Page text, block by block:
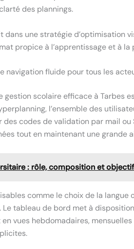
des plannings.
dans une stratégie d’optimisation
propice à l’apprentissage et à la
navigation fluide pour tous les
gestion scolaire efficace à Tarbes
l’ensemble des
des codes de validation par mail
tout en maintenant une grande
: rôle, composition et
comme le choix de la langue
tableau de bord met à
vues hebdomadaires,